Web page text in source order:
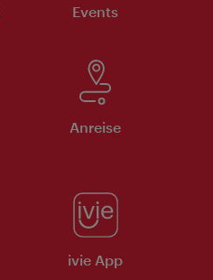
Events
Anreise
ivie App